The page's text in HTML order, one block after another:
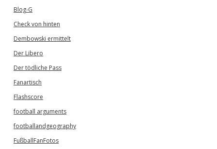
Blog-G
Check von hinten
Dembowski ermittelt
Der Libero
Der tödliche Pass
Fanartisch
Flashscore
football arguments
footballandgeography
FußballFanFotos